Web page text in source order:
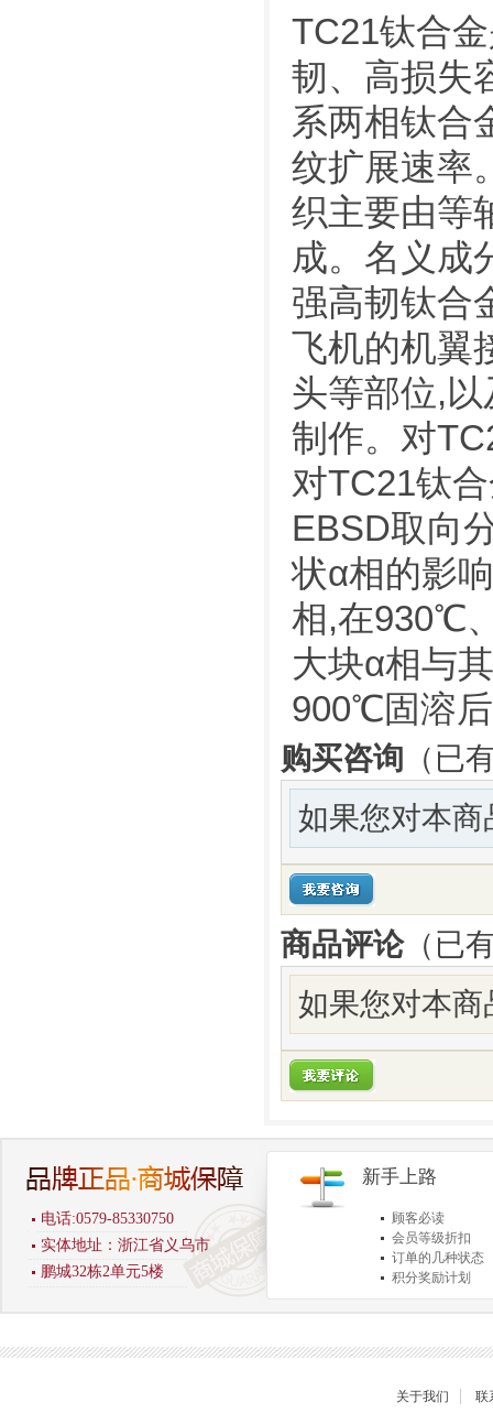
TC21钛合
韧、高损失
系两相钛合
纹扩展速率
织主要由等
成。名义成
强高韧钛合
飞机的机翼
头等部位,
制作。对
对TC21钛
EBSD取向
状α相的影
相,在930℃
大块α相与
900℃固溶
购买咨询 （已
如果您对本
商品评论（已
如果您对本
电话:0579-85330750
实体地址：浙江省义乌市
鹏城32栋2单元5楼
新手上路
顾客必读
会员等级折扣
订单的几种状态
积分奖励计划
商品退货保障
关于我们 联